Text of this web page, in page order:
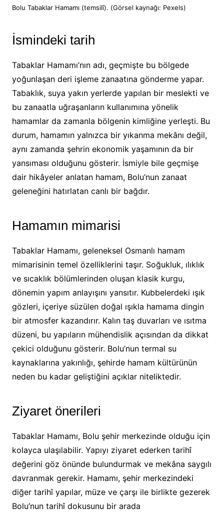
Bolu Tabaklar Hamamı (temsilî). (Görsel kaynağı: Pexels)
İsmindeki tarih
Tabaklar Hamamı’nın adı, geçmişte bu bölgede
yoğunlaşan deri işleme zanaatına gönderme yapar.
Tabaklık, suya yakın yerlerde yapılan bir meslekti ve
bu zanaatla uğraşanların kullanımına yönelik
hamamlar da zamanla bölgenin kimliğine yerleşti. Bu
durum, hamamın yalnızca bir yıkanma mekânı değil,
aynı zamanda şehrin ekonomik yaşamının da bir
yansıması olduğunu gösterir. İsmiyle bile geçmişe
dair hikâyeler anlatan hamam, Bolu’nun zanaat
geleneğini hatırlatan canlı bir bağdır.
Hamamın mimarisi
Tabaklar Hamamı, geleneksel Osmanlı hamam
mimarisinin temel özelliklerini taşır. Soğukluk, ılıklık
ve sıcaklık bölümlerinden oluşan klasik kurgu,
dönemin yapım anlayışını yansıtır. Kubbelerdeki ışık
gözleri, içeriye süzülen doğal ışıkla hamama dingin
bir atmosfer kazandırır. Kalın taş duvarları ve ısıtma
düzeni, bu yapıların mühendislik açısından da dikkat
çekici olduğunu gösterir. Bolu’nun termal su
kaynaklarına yakınlığı, şehirde hamam kültürünün
neden bu kadar geliştiğini açıklar niteliktedir.
Ziyaret önerileri
Tabaklar Hamamı, Bolu şehir merkezinde olduğu için
kolayca ulaşılabilir. Yapıyı ziyaret ederken tarihî
değerini göz önünde bulundurmak ve mekâna saygılı
davranmak gerekir. Hamamı, şehir merkezindeki
diğer tarihî yapılar, müze ve çarşı ile birlikte gezerek
Bolu’nun tarihî dokusunu bir arada